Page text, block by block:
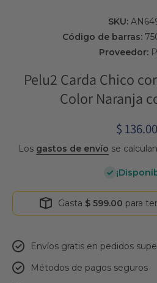
SKU:
Código de barras:
Proveedor:
Pelu2 Carda Chico
Color Naranja
$ 136.00
Los gastos de envío se
Gasta $ 599.00 para
Envíos gratis en pedidos
Métodos de pagos seguros